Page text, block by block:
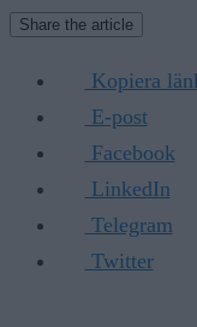
Share the article
Kopiera
E-post
Facebook
LinkedIn
Telegram
Twitter